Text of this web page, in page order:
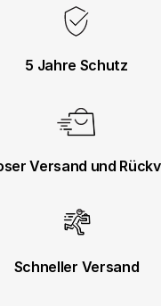
5 Jahre Schutz
Versand und
Schneller Versand